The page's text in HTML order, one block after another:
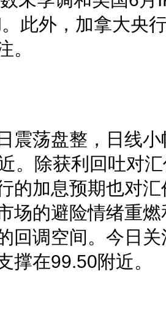
此外，加拿大央
。
震荡盘整，日线
。除获利回吐对
的加息预期也对
场的避险情绪重
回调空间。今日
撑在99.50附近。